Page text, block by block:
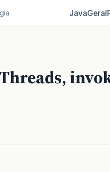
JavaGeral